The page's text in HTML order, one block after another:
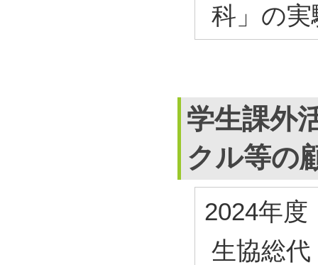
科」の
学生課外
クル等の
2024年度
生協総代